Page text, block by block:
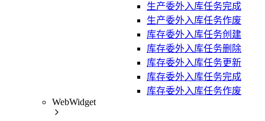
生产委外入库任务完成
生产委外入库任务作废
库存委外入库任务创建
库存委外入库任务删除
库存委外入库任务更新
库存委外入库任务完成
库存委外入库任务作废
WebWidget